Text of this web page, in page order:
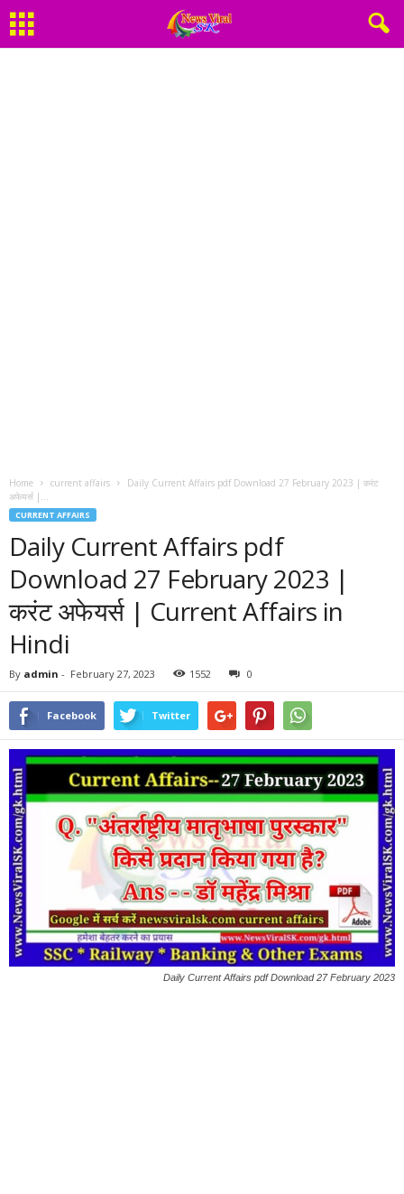
Home current affairs
Daily Current Affairs pdf Download 27 February 2023 | करंट
अफेयर्स |...
CURRENT AFFAIRS
Daily Current Affairs pdf
Download 27 February 2023 |
करंट अफेयर्स | Current Affairs in
Hindi
By admin - February 27, 2023 1552 0
Facebook Twitter
Daily Current Affairs pdf Download 27 February 2023